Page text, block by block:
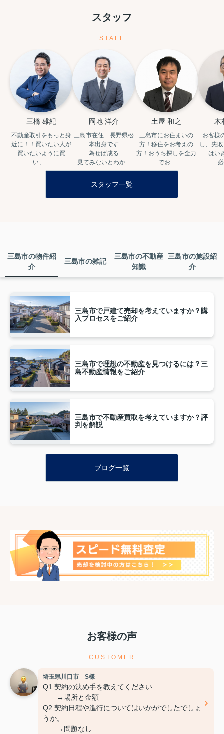
スタッフ
STAFF
三橋 雄紀
不動産取引をもっと身
近に！！買いたい人が
買いたいように買
い、...
岡地 洋介
三島市在住　長野県松
本出身です
為せば成る
見てみないとわか...
土屋 和之
三島市にお住まいの
方！移住をお考えの
方！おうち探しを全力
でお...
木
お客様
し、失
はい
スタッフ一覧
三島市の物件紹
介
三島市の雑記
三島市の不動産
知識
三島市の施設紹
介
三島市で戸建て売却を考えていますか？購
入プロセスをご紹介
三島市で理想の不動産を見つけるには？三
島不動産情報をご紹介
三島市で不動産買取を考えていますか？評
判を解説
ブログ一覧
お客様の声
CUSTOMER
埼玉県川口市 S様
Q1.契約の決め手を教えてください
→場所と金額
Q2.契約日程や進行についてはいかがでしたでしょ
うか。
→問題なし